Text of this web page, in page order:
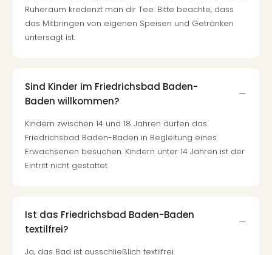
Ruheraum kredenzt man dir Tee. Bitte beachte, dass
das Mitbringen von eigenen Speisen und Getränken
untersagt ist.
Sind Kinder im Friedrichsbad Baden-
Baden willkommen?
Kindern zwischen 14 und 18 Jahren dürfen das
Friedrichsbad Baden-Baden in Begleitung eines
Erwachsenen besuchen. Kindern unter 14 Jahren ist der
Eintritt nicht gestattet.
Ist das Friedrichsbad Baden-Baden
textilfrei?
Ja, das Bad ist ausschließlich textilfrei.